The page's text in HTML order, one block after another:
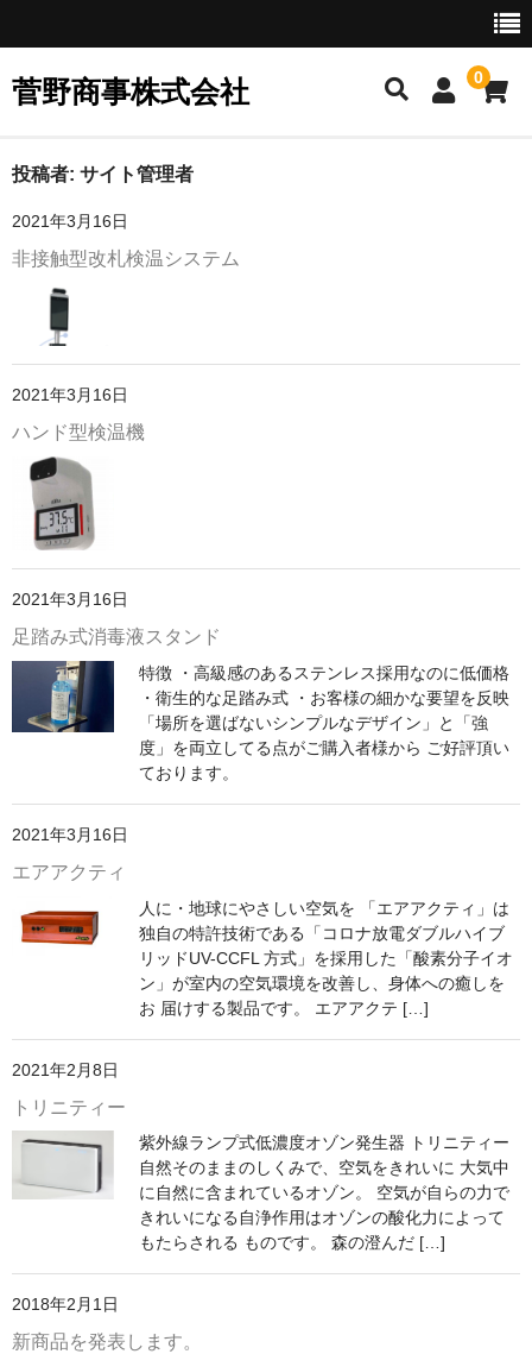
菅野商事株式会社 0
ホーム
会社案内
会社概要
企業理念／沿革
お問い合わせ
投稿者: サイト管理者
2021年3月16日
非接触型改札検温システム
2021年3月16日
ハンド型検温機
2021年3月16日
足踏み式消毒液スタンド
特徴 ・高級感のあるステンレス採用なのに低価格
・衛生的な足踏み式 ・お客様の細かな要望を反映
「場所を選ばないシンプルなデザイン」と「強
度」を両立してる点がご購入者様から ご好評頂い
ております。
2021年3月16日
エアアクティ
人に・地球にやさしい空気を 「エアアクティ」は
独自の特許技術である「コロナ放電ダブルハイブ
リッドUV-CCFL 方式」を採用した「酸素分子イオ
ン」が室内の空気環境を改善し、身体への癒しを
お 届けする製品です。 エアアクテ […]
2021年2月8日
トリニティー
紫外線ランプ式低濃度オゾン発生器 トリニティー
自然そのままのしくみで、空気をきれいに 大気中
に自然に含まれているオゾン。 空気が自らの力で
きれいになる自浄作用はオゾンの酸化力によって
もたらされる ものです。 森の澄んだ […]
2018年2月1日
新商品を発表します。